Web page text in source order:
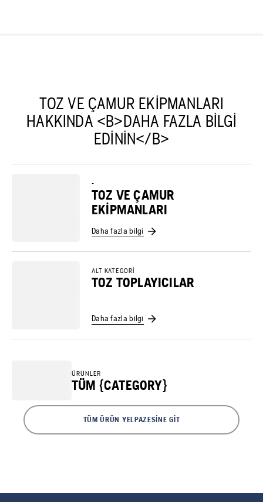
TOZ VE ÇAMUR EKIPMANLARI
HAKKINDA <B>DAHA FAZLA BILGI
EDININ</B>
-
TOZ VE ÇAMUR
EKIPMANLARI
Daha fazla bilgi
ALT KATEGORI
TOZ TOPLAYICILAR
Daha fazla bilgi
ÜRÜNLER
TÜM {CATEGORY}
TÜM ÜRÜN YELPAZESINE GIT